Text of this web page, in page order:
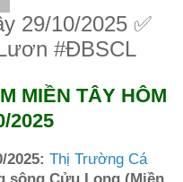
29/10/2025 ✅
#ĐBSCL
MIỀN TÂY HÔM
2025
2025: Thị Trường Cá